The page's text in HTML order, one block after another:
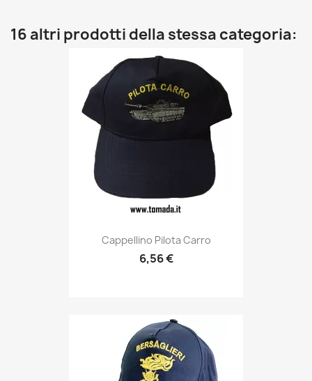
16 altri prodotti della stessa categoria:
Anteprima
Cappellino Pilota Carro
6,56 €